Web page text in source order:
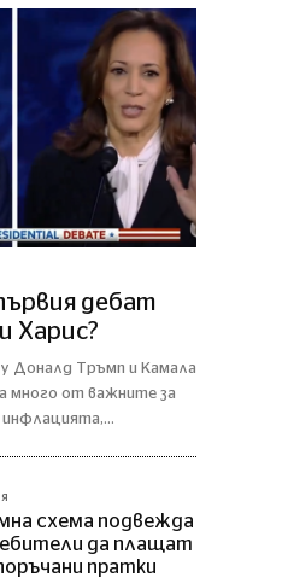
дебат
Харис?
Доналд Тръмп и Камала
много от важните за
схема подвежда
да плащат
пратки